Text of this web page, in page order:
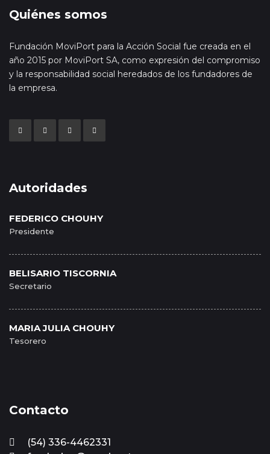
Quiénes somos
Fundación MoviPort para la Acción Social fue creada en el
año 2015 por MoviPort SA, como expresión del compromiso
y la responsabilidad social heredados de los fundadores de
la empresa.
Autoridades
FEDERICO CHOUHY
Presidente
BELISARIO TISCORNIA
Secretario
MARIA JULIA CHOUHY
Tesorero
Contacto
(54) 336-4462331